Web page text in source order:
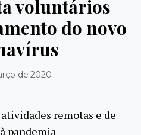
voluntários
do novo
de 2020
remotas e de
pandemia